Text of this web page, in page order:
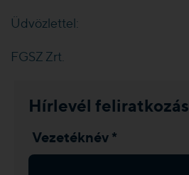
Üdvözlettel:
FGSZ Zrt.
Hírlevél feliratkozás
Vezetéknév *